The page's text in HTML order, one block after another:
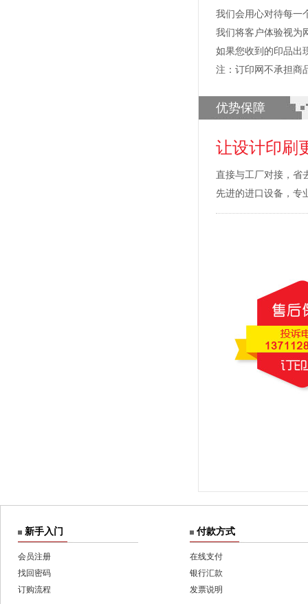
我们会用心对待每一
我们将客户体验视为
如果您收到的印品出
注：订印网不承担商
优势保障
让设计印刷
直接与工厂对接，省
先进的进口设备，专
新手入门
会员注册
找回密码
订购流程
付款方式
在线支付
银行汇款
发票说明